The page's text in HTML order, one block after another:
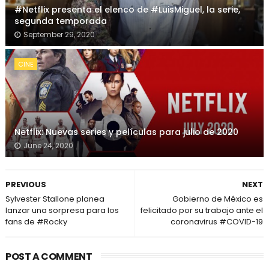
#Netflix presenta el elenco de #LuisMiguel, la serie,
segunda temporada
September 29, 2020
CINE
Netflix: Nuevas series y películas para julio de 2020
June 24, 2020
NEXT
Gobierno de México es
felicitado por su trabajo ante el
coronavirus #COVID-19
PREVIOUS
Sylvester Stallone planea
lanzar una sorpresa para los
fans de #Rocky
POST A COMMENT